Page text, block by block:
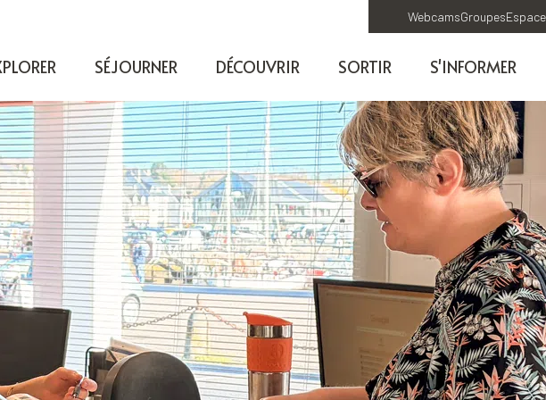
WebcamsGroupes
SÉJOURNER DÉCOUVRIR SORTIR S'INFORMER